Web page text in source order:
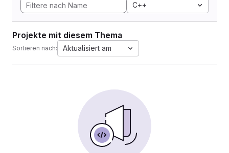
C++
Projekte mit diesem Thema
Sortieren nach: Aktualisiert am